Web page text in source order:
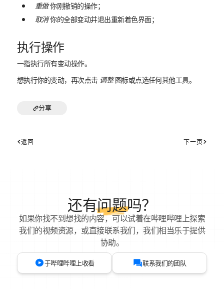
重做你刚撤销的操作；
取消你的全部变动并退出重新着色界面；
执行操作
一指执行所有变动操作。
想执行你的变动，再次点击 调整图标或点选任何其他工具。
分享
返回 下一页
还有问题吗？
如果你找不到想找的内容，可以试着在哔哩哔哩上探索
我们的视频资源，或直接联系我们，我们相当乐于提供
协助。
于哔哩哔哩上收看 联系我们的团队